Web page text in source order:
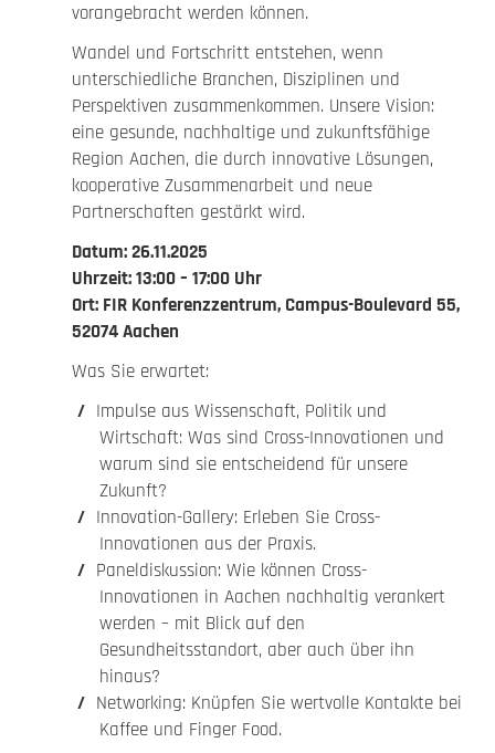
vorangebracht werden können.
Wandel und Fortschritt entstehen, wenn
unterschiedliche Branchen, Disziplinen und
Perspektiven zusammenkommen. Unsere Vision:
eine gesunde, nachhaltige und zukunftsfähige
Region Aachen, die durch innovative Lösungen,
kooperative Zusammenarbeit und neue
Partnerschaften gestärkt wird.
Datum: 26.11.2025
Uhrzeit: 13:00 – 17:00 Uhr
Ort: FIR Konferenzzentrum, Campus-Boulevard 55,
52074 Aachen
Was Sie erwartet:
Impulse aus Wissenschaft, Politik und
Wirtschaft: Was sind Cross-Innovationen und
warum sind sie entscheidend für unsere
Zukunft?
Innovation-Gallery: Erleben Sie Cross-
Innovationen aus der Praxis.
Paneldiskussion: Wie können Cross-
Innovationen in Aachen nachhaltig verankert
werden – mit Blick auf den
Gesundheitsstandort, aber auch über ihn
hinaus?
Networking: Knüpfen Sie wertvolle Kontakte bei
Kaffee und Finger Food.